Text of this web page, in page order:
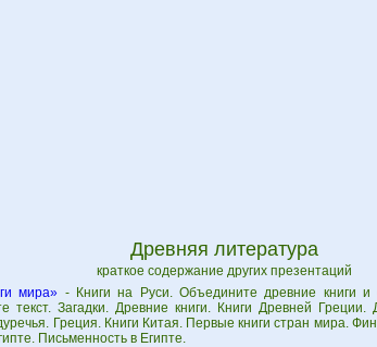
Древняя литература
краткое содержание других презентаций
мира» - Книги на Руси. Объедините древние книги и
текст. Загадки. Древние книги. Книги Древней
Греция. Книги Китая. Первые книги стран мира.
Письменность в Египте.